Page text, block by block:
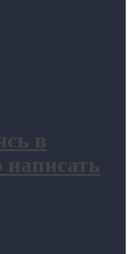
в
написать